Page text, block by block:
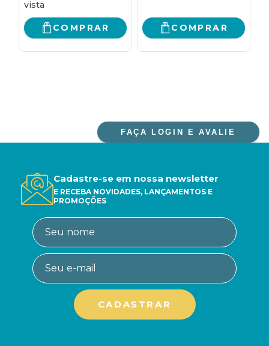
COMPRAR COMPRAR
FAÇA LOGIN E AVALIE
Cadastre-se em nossa newsletter
E RECEBA NOVIDADES, LANÇAMENTOS E
PROMOÇÕES